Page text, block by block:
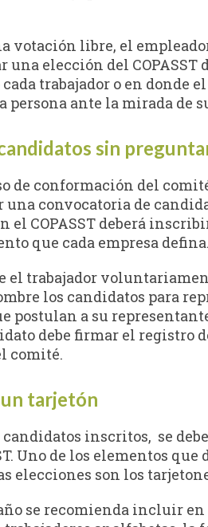
votación libre, el
una elección del COPASST
trabajador o en donde
ante la mirada de
sin
de conformación del
una convocatoria de
el COPASST deberá
que cada empresa defina.
el trabajador
los candidatos para
postulan a su
debe firmar el registro
comité.
tarjetón
inscritos, se
Uno de los elementos que
elecciones son los
se recomienda incluir